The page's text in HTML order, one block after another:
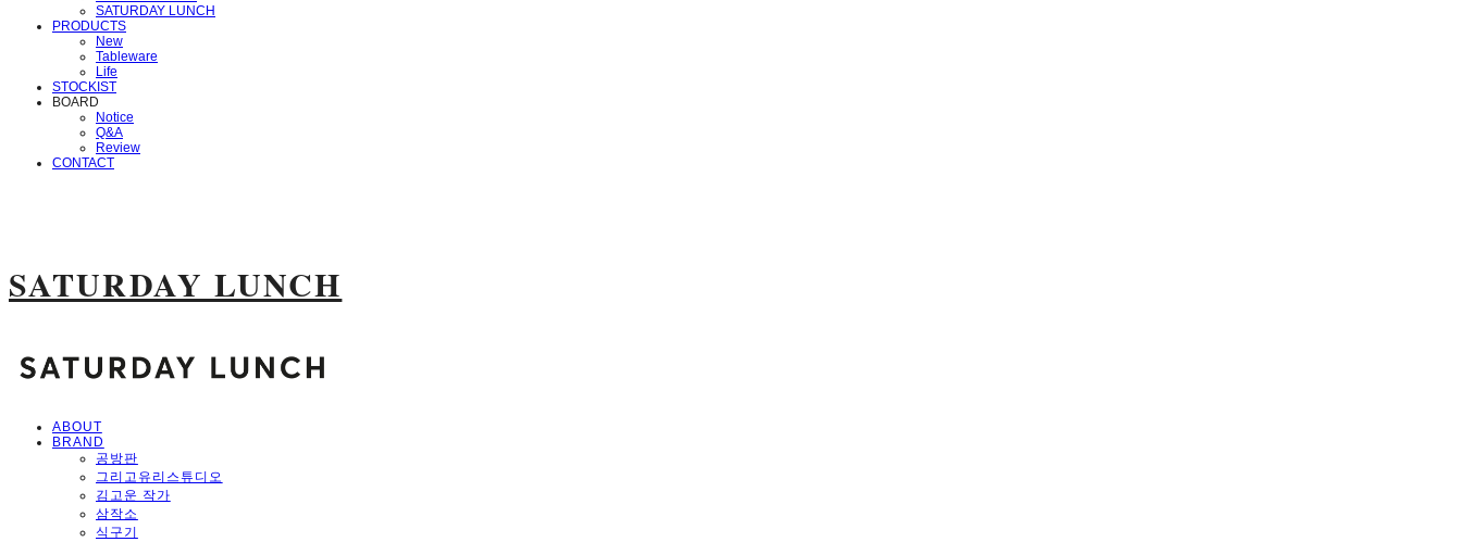
SATURDAY LUNCH
PRODUCTS
New
Tableware
Life
STOCKIST
BOARD
Notice
Q&A
Review
CONTACT
SATURDAY LUNCH
ABOUT
BRAND
공방판
그리고유리스튜디오
김고운 작가
삼작소
식구기